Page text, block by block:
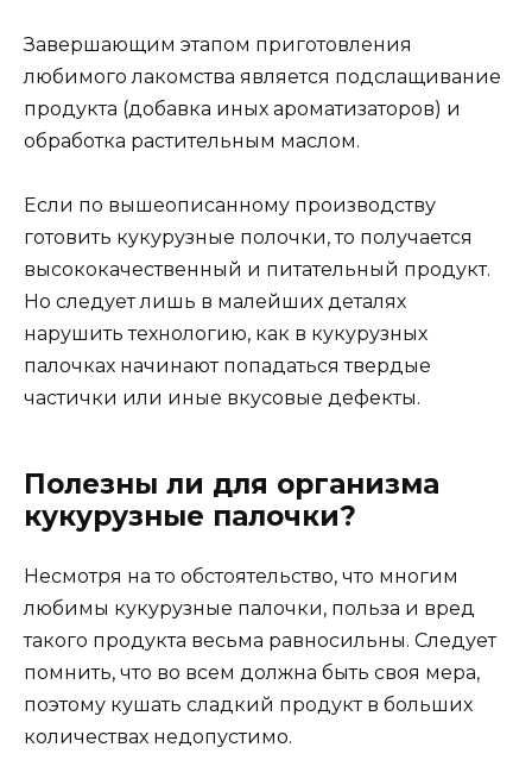
Завершающим этапом приготовления
любимого лакомства является подслащивание
продукта (добавка иных ароматизаторов) и
обработка растительным маслом.
Если по вышеописанному производству
готовить кукурузные полочки, то получается
высококачественный и питательный продукт.
Но следует лишь в малейших деталях
нарушить технологию, как в кукурузных
палочках начинают попадаться твердые
частички или иные вкусовые дефекты.
Полезны ли для организма
кукурузные палочки?
Несмотря на то обстоятельство, что многим
любимы кукурузные палочки, польза и вред
такого продукта весьма равносильны. Следует
помнить, что во всем должна быть своя мера,
поэтому кушать сладкий продукт в больших
количествах недопустимо.